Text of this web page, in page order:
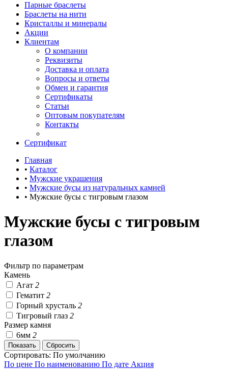
Парные браслеты
Браслеты на нити
Кристаллы и минералы
Акции
Клиентам
О компании
Реквизиты
Доставка и оплата
Вопросы и ответы
Обмен и гарантия
Сертификаты
Статьи
Оптовым покупателям
Контакты
Сертификат
Главная
• Каталог
• Мужские украшения
• Мужские бусы из натуральных камней
• Мужские бусы с тигровым глазом
Мужские бусы с тигровым
глазом
Фильтр по параметрам
Камень
Агат 2
Гематит 2
Горный хрусталь 2
Тигровый глаз 2
Размер камня
6мм 2
Сортировать: По умолчанию
По цене По наименованию По дате Акция